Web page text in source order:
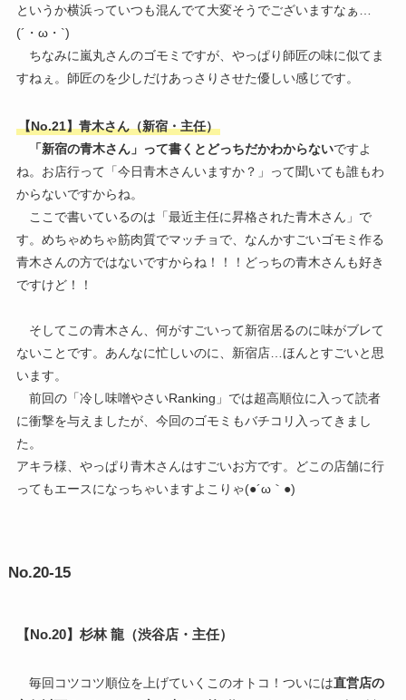
というか横浜っていつも混んでて大変そうでございますなぁ…
(´・ω・`)
ちなみに嵐丸さんのゴモミですが、やっぱり師匠の味に似てま
すねぇ。師匠のを少しだけあっさりさせた優しい感じです。
【No.21】青木さん（新宿・主任）
「新宿の青木さん」って書くとどっちだかわからないですよ
ね。お店行って「今日青木さんいますか？」って聞いても誰もわ
からないですからね。
ここで書いているのは「最近主任に昇格された青木さん」で
す。めちゃめちゃ筋肉質でマッチョで、なんかすごいゴモミ作る
青木さんの方ではないですからね！！！どっちの青木さんも好き
ですけど！！
そしてこの青木さん、何がすごいって新宿居るのに味がブレて
ないことです。あんなに忙しいのに、新宿店…ほんとすごいと思
います。
前回の「冷し味噌やさいRanking」では超高順位に入って読者
に衝撃を与えましたが、今回のゴモミもバチコリ入ってきまし
た。
アキラ様、やっぱり青木さんはすごいお方です。どこの店舗に行
ってもエースになっちゃいますよこりゃ(●´ω｀●)
No.20-15
【No.20】杉林 龍（渋谷店・主任）
毎回コツコツ順位を上げていくこのオトコ！ついには直営店の